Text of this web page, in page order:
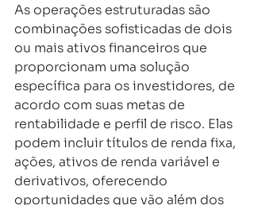
As operações estruturadas são
combinações sofisticadas de dois
ou mais ativos financeiros que
proporcionam uma solução
específica para os investidores, de
acordo com suas metas de
rentabilidade e perfil de risco. Elas
podem incluir títulos de renda fixa,
ações, ativos de renda variável e
derivativos, oferecendo
oportunidades que vão além dos